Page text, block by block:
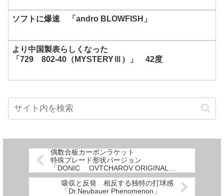
ソフトに爆速 「andro BLOWFISH」
より中国製表らしくなった
「729 802-40（MYSTERYⅢ）」 42度
偶数合板カーボンラケット
特殊ブレード形状バージョン
「DONIC OVTCHAROV ORIGINAL
SENSO CARBON JO SHAPE」
吸収と反発 相反する独特の打球感
「Dr.Neubauer Phenomenon」